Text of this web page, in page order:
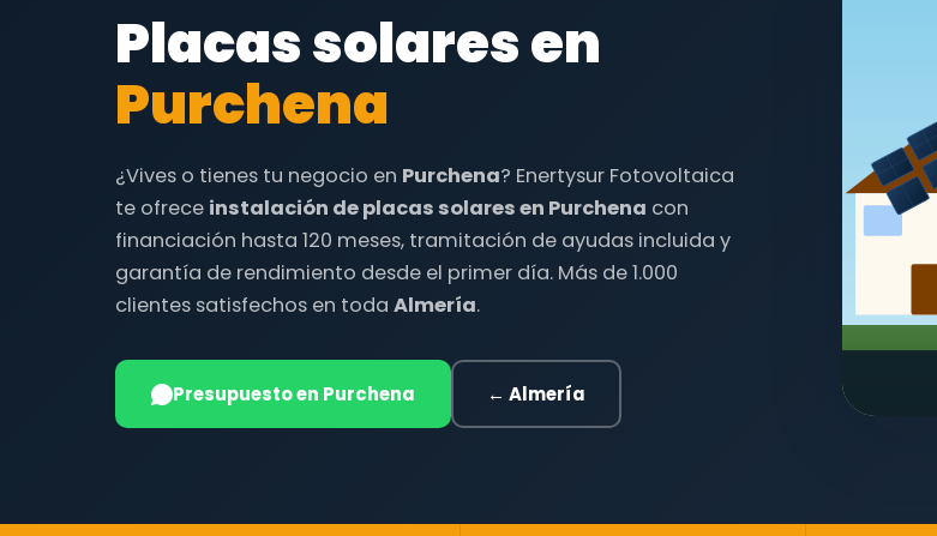
Placas solares en
Purchena
¿Vives o tienes tu negocio en Purchena? Enertysur Fotovoltaica
te ofrece instalación de placas solares en Purchena con
financiación hasta 120 meses, tramitación de ayudas incluida y
garantía de rendimiento desde el primer día. Más de 1.000
clientes satisfechos en toda Almería.
Presupuesto en Purchena ← Almería